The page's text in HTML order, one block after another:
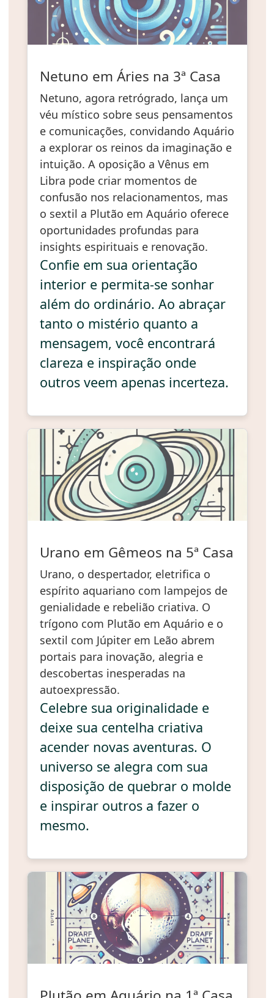
Netuno em Áries na 3ª Casa
Netuno, agora retrógrado, lança um
véu místico sobre seus pensamentos
e comunicações, convidando Aquário
a explorar os reinos da imaginação e
intuição. A oposição a Vênus em
Libra pode criar momentos de
confusão nos relacionamentos, mas
o sextil a Plutão em Aquário oferece
oportunidades profundas para
insights espirituais e renovação.
Confie em sua orientação
interior e permita-se sonhar
além do ordinário. Ao abraçar
tanto o mistério quanto a
mensagem, você encontrará
clareza e inspiração onde
outros veem apenas incerteza.
Urano em Gêmeos na 5ª Casa
Urano, o despertador, eletrifica o
espírito aquariano com lampejos de
genialidade e rebelião criativa. O
trígono com Plutão em Aquário e o
sextil com Júpiter em Leão abrem
portais para inovação, alegria e
descobertas inesperadas na
autoexpressão.
Celebre sua originalidade e
deixe sua centelha criativa
acender novas aventuras. O
universo se alegra com sua
disposição de quebrar o molde
e inspirar outros a fazer o
mesmo.